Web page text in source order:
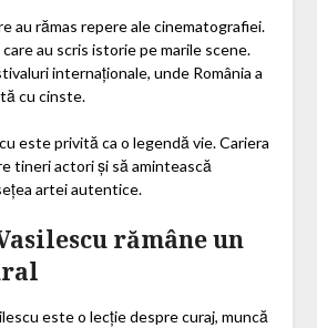
au rămas repere ale cinematografiei.
au scris istorie pe marile scene.
internaționale, unde România a
cu cinste.
este privită ca o legendă vie. Cariera
tineri actori și să amintească
artei autentice.
rămâne un
este o lecție despre curaj, muncă